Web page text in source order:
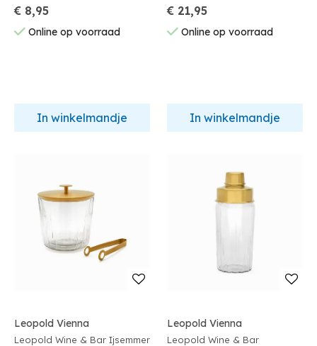
€ 8,95
Online op voorraad
In winkelmandje
€ 21,95
Online op voorraad
In winkelmandje
Leopold Vienna
Leopold Wine & Bar Ijsemmer
Leopold Vienna
Leopold Wine & Bar